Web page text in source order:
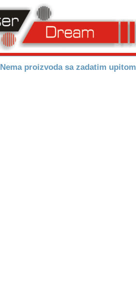
Nema proizvoda sa zadatim upitom